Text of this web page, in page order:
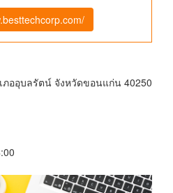
ออุบลรัตน์ จังหวัดขอนแก่น 40250